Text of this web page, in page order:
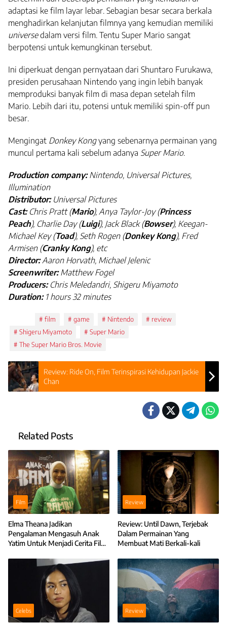
adaptasi ke film layar lebar. Sebagian besar secara berkala
menghadirkan kelanjutan filmnya yang kemudian memiliki
universedalam versi film. Tentu Super Mario sangat
berpotensi untuk kemungkinan tersebut.
Ini diperkuat dengan pernyataan dari Shuntaro Furukawa,
presiden perusahaan Nintendo yang ingin lebih banyak
memproduksi banyak film di masa depan setelah film
Mario. Lebih dari itu, potensi untuk memiliki spin-off pun
besar.
Mengingat Donkey Kongyang sebenarnya permainan yang
muncul pertama kali sebelum adanya Super Mario.
Production company:Nintendo, Universal Pictures,
Illumination
Distributor:Universal Pictures
Cast:Chris Pratt (Mario), Anya Taylor-Joy (Princess
Peach), Charlie Day (Luigi), Jack Black (Bowser), Keegan-
Michael Key (Toad), Seth Rogen (Donkey Kong), Fred
Armisen (Cranky Kong), etc
Director: Aaron Horvath, Michael Jelenic
Screenwriter:Matthew Fogel
Producers: Chris Meledandri, Shigeru Miyamoto
Duration:1 hours 32minutes
film game Nintendo
review
Shigeru Miyamoto
Super Mario
The Super Mario Bros. Movie
Review: Ride On, Film Terinspirasi Kehidupan Jackie
Chan
Related Posts
Film
Elma Theana Jadikan
Pengalaman Mengasuh Anak
Yatim Untuk Menjadi Cerita Film
Review
Review: Until Dawn, Terjebak
Dalam Permainan Yang
Membuat Mati Berkali-kali
Celebs Review